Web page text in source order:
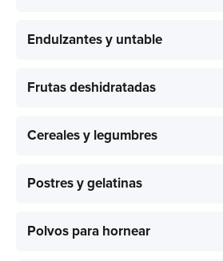
Endulzantes y untable
Frutas deshidratadas
Cereales y legumbres
Postres y gelatinas
Polvos para hornear